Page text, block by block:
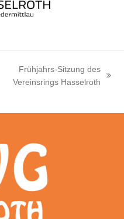
Nächster
Frühjahrs-Sitzung des
Vereinsrings Hasselroth